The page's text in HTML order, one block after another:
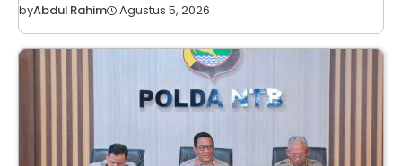
byAbdul Rahim Agustus 5, 2026